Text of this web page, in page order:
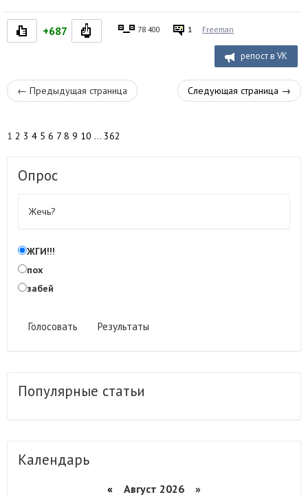
+687 78 400 1 Freeman
репост в VK
← Предыдущая страница Следующая страница →
1 2 3 4 5 6 7 8 9 10 ... 362
Опрос
Жечь?
ЖГИ!!!
пох
забей
Голосовать Результаты
Популярные статьи
Календарь
« Август 2026 »